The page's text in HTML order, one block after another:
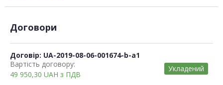
Договори
Договір: UA-2019-08-06-001674-b-a1
Вартість договору:
49 950,30 UAH з ПДВ
Укладений